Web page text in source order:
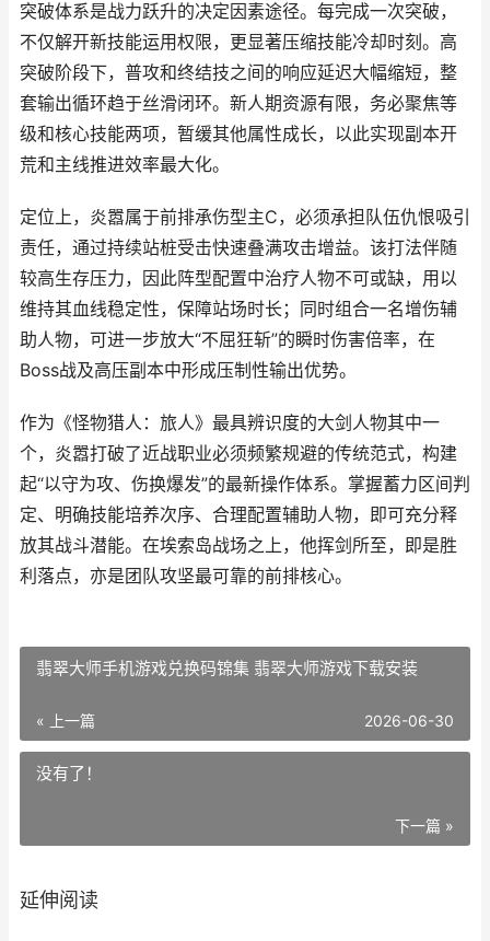
突破体系是战力跃升的决定因素途径。每完成一次突破，
不仅解开新技能运用权限，更显著压缩技能冷却时刻。高
突破阶段下，普攻和终结技之间的响应延迟大幅缩短，整
套输出循环趋于丝滑闭环。新人期资源有限，务必聚焦等
级和核心技能两项，暂缓其他属性成长，以此实现副本开
荒和主线推进效率最大化。
定位上，炎嚣属于前排承伤型主C，必须承担队伍仇恨吸引
责任，通过持续站桩受击快速叠满攻击增益。该打法伴随
较高生存压力，因此阵型配置中治疗人物不可或缺，用以
维持其血线稳定性，保障站场时长；同时组合一名增伤辅
助人物，可进一步放大“不屈狂斩”的瞬时伤害倍率，在
Boss战及高压副本中形成压制性输出优势。
作为《怪物猎人：旅人》最具辨识度的大剑人物其中一
个，炎嚣打破了近战职业必须频繁规避的传统范式，构建
起“以守为攻、伤换爆发”的最新操作体系。掌握蓄力区间判
定、明确技能培养次序、合理配置辅助人物，即可充分释
放其战斗潜能。在埃索岛战场之上，他挥剑所至，即是胜
利落点，亦是团队攻坚最可靠的前排核心。
翡翠大师手机游戏兑换码锦集 翡翠大师游戏下载安装
« 上一篇 2026-06-30
没有了！
下一篇 »
延伸阅读